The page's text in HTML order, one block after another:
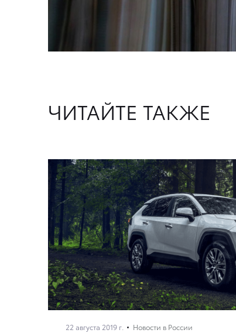
ЧИТАЙТЕ ТАКЖЕ
22 августа 2019 г. Новости в России